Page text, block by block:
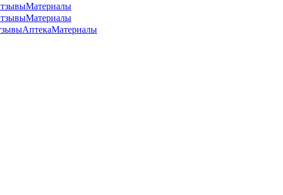
Материалы
Материалы
АптекаМатериалы